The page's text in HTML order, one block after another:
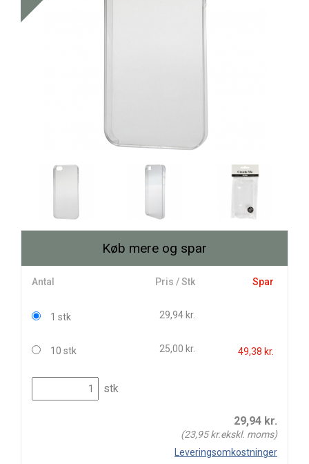
Køb mere og spar
Antal Pris / Stk Spar
1 stk 29,94 kr.
10 stk 25,00 kr. 49,38 kr.
stk
29,94 kr.
(23,95kr.ekskl. moms)
Leveringsomkostninger